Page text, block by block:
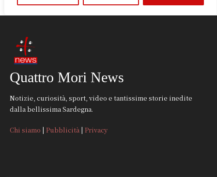
Quattro Mori News
Notizie, curiosità, sport, video e tantissime storie inedite
dalla bellissima Sardegna.
Chi siamo | Pubblicità | Privacy